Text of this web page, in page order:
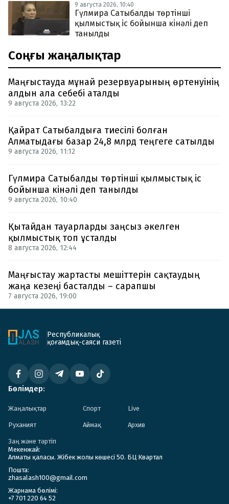
9 августа 2026, 10:40
Гүлмира Сатыбалды төртінші
қылмыстық іс бойынша кінәлі деп
танылды
Соңғы жаңалықтар
Маңғыстауда мұнай резервуарының өртенуінің
алдын ала себебі аталды
9 августа 2026, 13:22
Қайрат Сатыбалдыға тиесілі болған
Алматыдағы базар 24,8 млрд теңгеге сатылды
9 августа 2026, 11:12
Гүлмира Сатыбалды төртінші қылмыстық іс
бойынша кінәлі деп танылды
9 августа 2026, 10:40
Қытайдан тауарларды заңсыз әкелген
қылмыстық топ ұсталды
8 августа 2026, 12:44
Маңғыстау жартасты мешіттерін сақтаудың
жаңа кезеңі басталды – сарапшы
7 августа 2026, 19:00
Республикалық
қоғамдық-саяси газеті
Бөлімдер:
Жаңалықтар Спорт Live
Руханият Аймақ Архив
Заң және тәртіп
Мекенжай:
Алматы қаласы. Жібек жолы көшесі 50. БЦ Квартал
Пошта:
zhasalash100@gmail.com
Жарнама бөлімі:
+7 701 220 64 52